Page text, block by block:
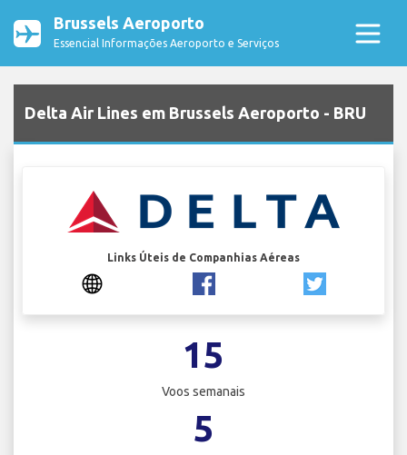
Brussels Aeroporto
Essencial Informações Aeroporto e Serviços
Delta Air Lines em Brussels Aeroporto - BRU
Links Úteis de Companhias Aéreas
15
Voos semanais
5